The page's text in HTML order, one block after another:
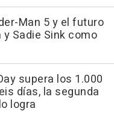
Man 5 y el futuro
y Sadie Sink como
supera los 1.000
días, la segunda
logra